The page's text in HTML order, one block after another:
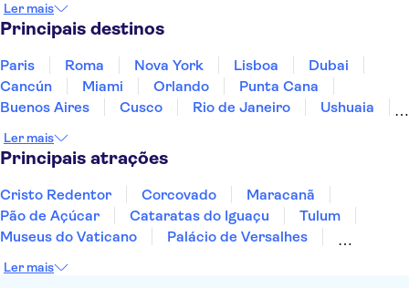
Panamá
Peru
Ler mais
Principais destinos
Paris Roma Nova York Lisboa
Dubai
Cancún
Miami Orlando
Punta Cana
Buenos Aires
Cusco Rio de Janeiro
Ushuaia
Fernando de Noronha
Ler mais
Principais atrações
Cristo Redentor Corcovado
Maracanã
Pão de Açúcar
Cataratas do Iguaçu
Tulum
Museus do Vaticano
Palácio de Versalhes
Museu do Louvre
Ler mais